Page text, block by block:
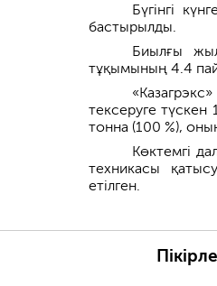
Бүгінгі
бастырылды.
Биылғы
тұқымының 4.4
тексеруге
тонна (100 %),
Көктемгі
техникасы
етілген.